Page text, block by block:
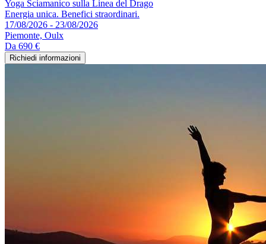
Yoga Sciamanico sulla Linea del Drago
Energia unica. Benefici straordinari.
17/08/2026 - 23/08/2026
Piemonte, Oulx
Da 690 €
Richiedi informazioni